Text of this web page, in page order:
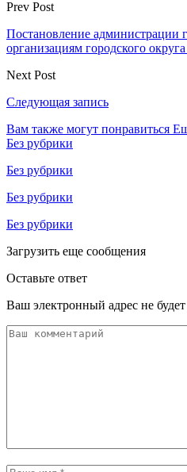
Prev Post
Постановление администрации
организациям городского
Next Post
Следующая запись
Вам также могут понравиться
Без рубрики
Без рубрики
Без рубрики
Без рубрики
Загрузить еще сообщения
Оставьте ответ
Ваш электронный адрес не